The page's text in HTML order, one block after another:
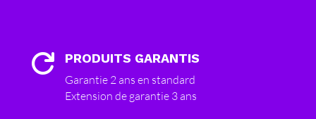
 PRODUITS GARANTIS
Garantie 2 ans en standard
Extension de garantie 3 ans